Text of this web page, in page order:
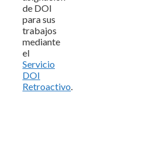
de DOI
para sus
trabajos
mediante
el
Servicio
DOI
Retroactivo.